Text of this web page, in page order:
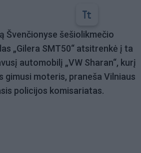
Švenčionyse šešiolikmečio
„Gilera SMT50“ atsitrenkė į ta
automobilį „VW Sharan“, kurį
gimusi moteris, praneša Vilniaus
policijos komisariatas.